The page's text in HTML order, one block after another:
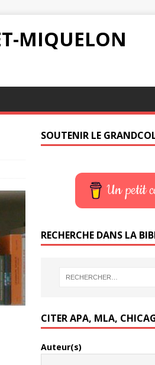
MIQUELON
SOUTENIR LE
Un petit
RECHERCHE DANS LA
CITER APA, MLA,
Auteur(s)